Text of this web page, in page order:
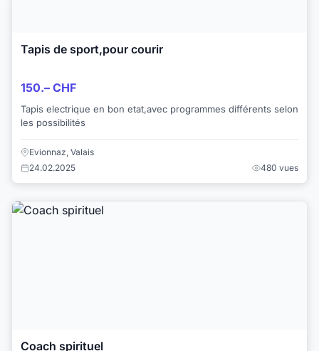
Tapis de sport,pour courir
150.– CHF
Tapis electrique en bon etat,avec programmes différents selon
les possibilités
Evionnaz, Valais
24.02.2025
480 vues
Coach spirituel